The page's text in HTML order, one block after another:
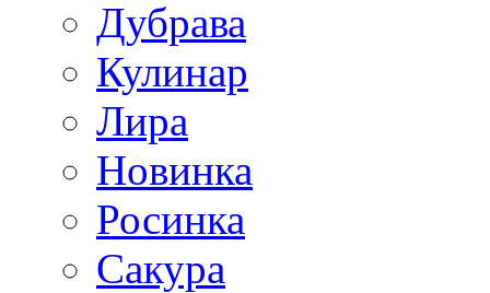
Дубрава
Кулинар
Лира
Новинка
Росинка
Сакура